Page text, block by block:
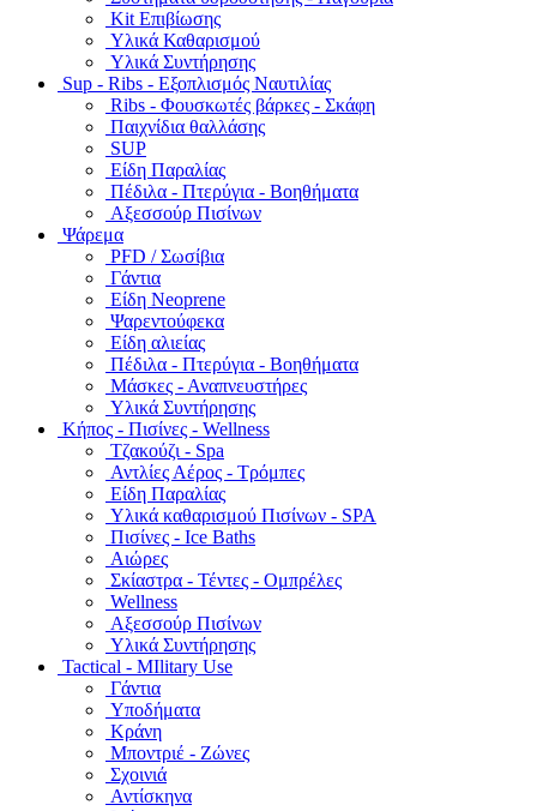
Kit Επιβίωσης
Υλικά Καθαρισμού
Υλικά Συντήρησης
Sup - Ribs - Εξοπλισμός Ναυτιλίας
Ribs - Φουσκωτές βάρκες - Σκάφη
Παιχνίδια θαλλάσης
SUP
Είδη Παραλίας
Πέδιλα - Πτερύγια - Βοηθήματα
Αξεσσούρ Πισίνων
Ψάρεμα
PFD / Σωσίβια
Γάντια
Είδη Neoprene
Ψαρεντούφεκα
Είδη αλιείας
Πέδιλα - Πτερύγια - Βοηθήματα
Μάσκες - Αναπνευστήρες
Υλικά Συντήρησης
Κήπος - Πισίνες - Wellness
Τζακούζι - Spa
Αντλίες Αέρος - Τρόμπες
Είδη Παραλίας
Υλικά καθαρισμού Πισίνων - SPA
Πισίνες - Ice Baths
Αιώρες
Σκίαστρα - Τέντες - Ομπρέλες
Wellness
Αξεσσούρ Πισίνων
Υλικά Συντήρησης
Tactical - MIlitary Use
Γάντια
Υποδήματα
Κράνη
Μποντριέ - Ζώνες
Σχοινιά
Αντίσκηνα